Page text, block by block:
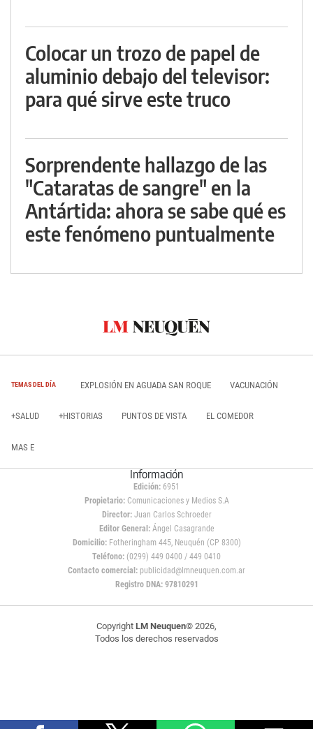
Colocar un trozo de papel de
aluminio debajo del televisor:
para qué sirve este truco
Sorprendente hallazgo de las
"Cataratas de sangre" en la
Antártida: ahora se sabe qué es
este fenómeno puntualmente
TEMAS DEL DÍA EXPLOSIÓN EN AGUADA SAN ROQUE VACUNACIÓN
+SALUD +HISTORIAS PUNTOS DE VISTA EL COMEDOR
MAS E
Información
Edición: 6951
Propietario:Comunicaciones y Medios S.A
Director: Juan Carlos Schroeder
Editor General:Ángel Casagrande
Domicilio:Fotheringham 445, Neuquén (CP 8300)
Teléfono: (0299) 449 0400 / 449 0410
Contacto comercial: publicidad@lmneuquen.com.ar
Registro DNA: 97810291
Copyright LM Neuquen© 2026,
Todos los derechos reservados